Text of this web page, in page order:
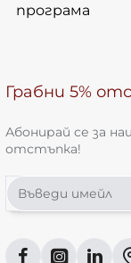
програма
Грабни 5%
Абонирай се за
отстъпка!
Въведи
имейл